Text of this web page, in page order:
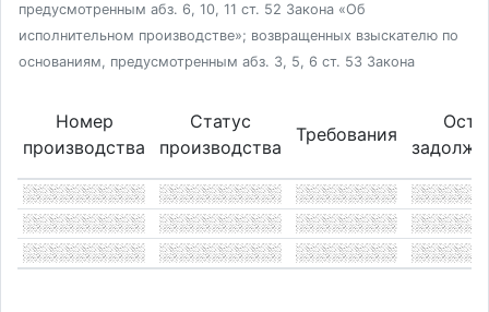
предусмотренным абз. 6, 10, 11 ст. 52 Закона «Об
исполнительном производстве»; возвращенных взыскателю по
основаниям, предусмотренным абз. 3, 5, 6 ст. 53 Закона
Номер
производства
Статус
производства
Требования